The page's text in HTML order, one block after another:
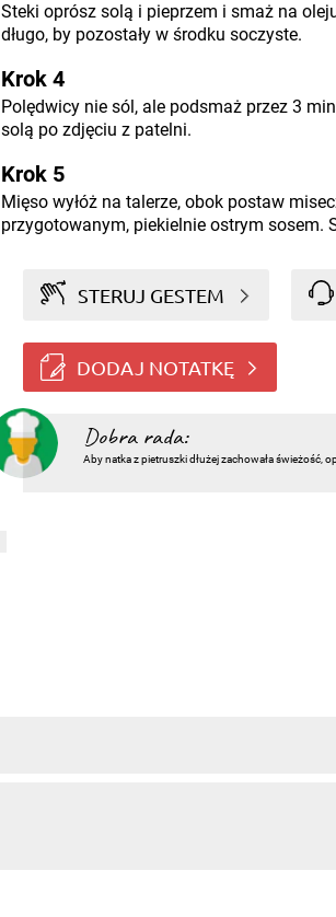
Steki oprósz solą i pieprzem i smaż na
długo, by pozostały w środku soczyste.
Krok 4
Polędwicy nie sól, ale podsmaż przez 3
solą po zdjęciu z patelni.
Krok 5
Mięso wyłóż na talerze, obok postaw
przygotowanym, piekielnie ostrym sosem.
STERUJ GESTEM
DODAJ NOTATKĘ
Dobra rada:
Aby natka z pietruszki dłużej zachowała świeżość,